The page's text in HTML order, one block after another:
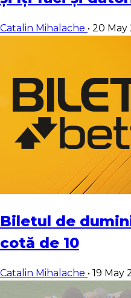
Catalin Mihalache • 20 May
Biletul de
cotă de 10
Catalin Mihalache • 19 May